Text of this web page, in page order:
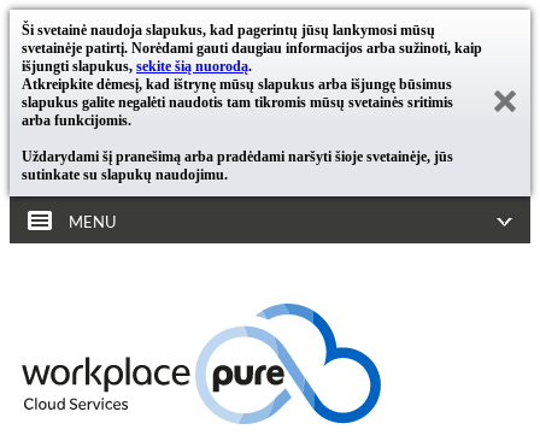
Ši svetainė naudoja slapukus, kad pagerintų jūsų lankymosi mūsų
svetainėje patirtį. Norėdami gauti daugiau informacijos arba sužinoti, kaip
išjungti slapukus, sekite šią nuorodą.
Atkreipkite dėmesį, kad ištrynę mūsų slapukus arba išjungę būsimus
slapukus galite negalėti naudotis tam tikromis mūsų svetainės sritimis
arba funkcijomis.
Uždarydami šį pranešimą arba pradėdami naršyti šioje svetainėje, jūs
sutinkate su slapukų naudojimu.
MENU